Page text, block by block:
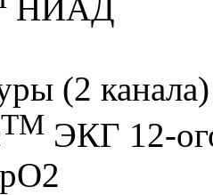
НИАД
(2 канала)
TM ЭКГ 12-